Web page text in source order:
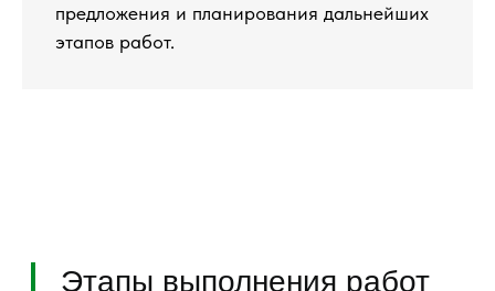
предложения и планирования дальнейших
этапов работ.
Какие работы выполняем